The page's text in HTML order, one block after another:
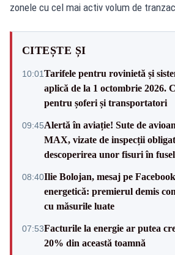
zonele cu cel mai activ volum de
CITEȘTE ȘI
10:01Tarifele pentru rovinietă și
aplică de la 1 octombrie 2026.
pentru șoferi și transportatori
09:45Alertă în aviație! Sute de
MAX, vizate de inspecții
descoperirea unor fisuri în
08:40Ilie Bolojan, mesaj pe
energetică: premierul demis
cu măsurile luate
07:53Facturile la energie ar putea
20% din această toamnă